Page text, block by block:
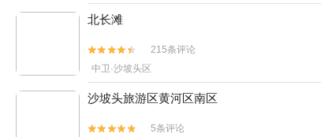
北长滩


215条评论
中卫·沙坡头区
沙坡头旅游区黄河区南区

 5条评论